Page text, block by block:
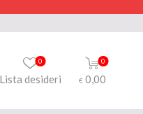
Lista desideri
0 0
€ 0,00